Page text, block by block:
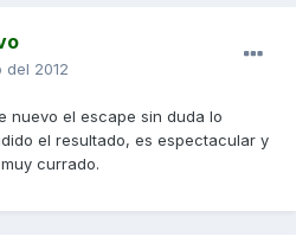
del 2012
nuevo el escape sin duda lo
el resultado, es espectacular y
currado.